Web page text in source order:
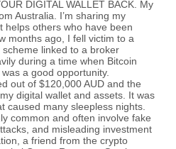
DIGITAL WALLET BACK. My
Australia. I’m sharing my
helps others who have been
months ago, I fell victim to a
linked to a broker
during a time when Bitcoin
a good opportunity.
out of $120,000 AUD and the
digital wallet and assets. It was
caused many sleepless nights.
common and often involve fake
and misleading investment
a friend from the crypto